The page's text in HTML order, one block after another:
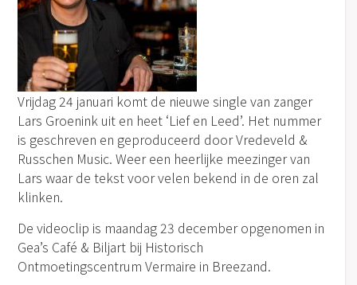
Vrijdag 24 januari komt de nieuwe single van zanger
Lars Groenink uit en heet ‘Lief en Leed’. Het nummer
is geschreven en geproduceerd door Vredeveld &
Russchen Music. Weer een heerlijke meezinger van
Lars waar de tekst voor velen bekend in de oren zal
klinken.
De videoclip is maandag 23 december opgenomen in
Gea’s Café & Biljart bij Historisch
Ontmoetingscentrum Vermaire in Breezand.